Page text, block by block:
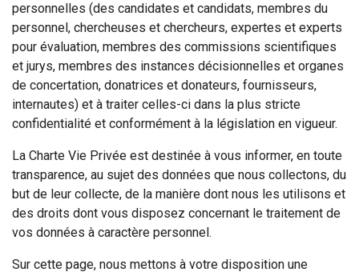
personnelles (des candidates et candidats, membres du
personnel, chercheuses et chercheurs, expertes et experts
pour évaluation, membres des commissions scientifiques
et jurys, membres des instances décisionnelles et organes
de concertation, donatrices et donateurs, fournisseurs,
internautes) et à traiter celles-ci dans la plus stricte
confidentialité et conformément à la législation en vigueur.
La Charte Vie Privée est destinée à vous informer, en toute
transparence, au sujet des données que nous collectons, du
but de leur collecte, de la manière dont nous les utilisons et
des droits dont vous disposez concernant le traitement de
vos données à caractère personnel.
Sur cette page, nous mettons à votre disposition une